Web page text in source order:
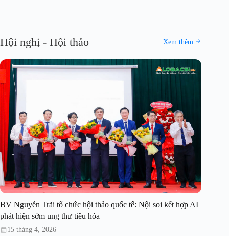
Hội nghị - Hội thảo Xem thêm
BV Nguyễn Trãi tổ chức hội thảo quốc tế: Nội soi kết hợp AI
phát hiện sớm ung thư tiêu hóa
15 tháng 4, 2026